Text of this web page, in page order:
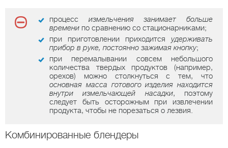
процесс измельчения занимает больше
времени по сравнению со стационарниками;
при приготовлении приходится удерживать
прибор в руке, постоянно зажимая кнопку;
при перемалывании совсем небольшого
количества твердых продуктов (например,
орехов) можно столкнуться с тем, что
основная масса готового изделия находится
внутри измельчающей насадки, поэтому
следует быть осторожным при извлечении
продукта, чтобы не порезаться о лезвия.
Комбинированные блендеры